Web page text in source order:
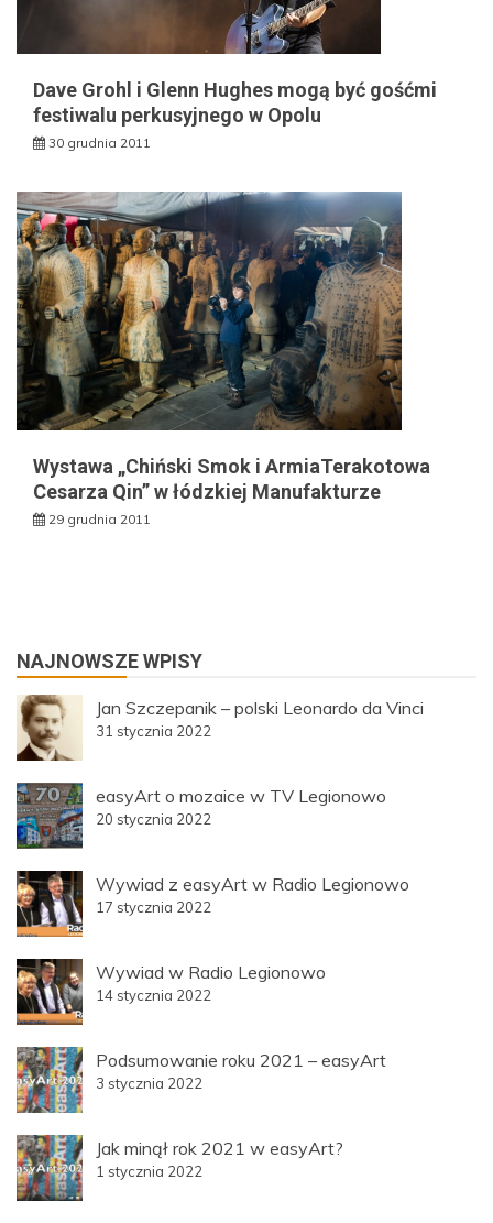
Dave Grohl i Glenn Hughes mogą być gośćmi
festiwalu perkusyjnego w Opolu
30 grudnia 2011
Wystawa „Chiński Smok i ArmiaTerakotowa
Cesarza Qin” w łódzkiej Manufakturze
29 grudnia 2011
NAJNOWSZE WPISY
Jan Szczepanik – polski Leonardo da Vinci
31 stycznia 2022
easyArt o mozaice w TV Legionowo
20 stycznia 2022
Wywiad z easyArt w Radio Legionowo
17 stycznia 2022
Wywiad w Radio Legionowo
14 stycznia 2022
Podsumowanie roku 2021 – easyArt
3 stycznia 2022
Jak minął rok 2021 w easyArt?
1 stycznia 2022